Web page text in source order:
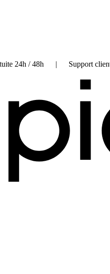
24h / 48h | Support